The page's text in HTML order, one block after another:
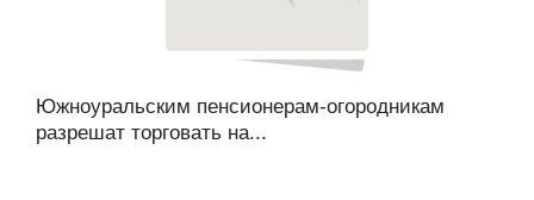
Южноуральским пенсионерам-огородникам
разрешат торговать на...